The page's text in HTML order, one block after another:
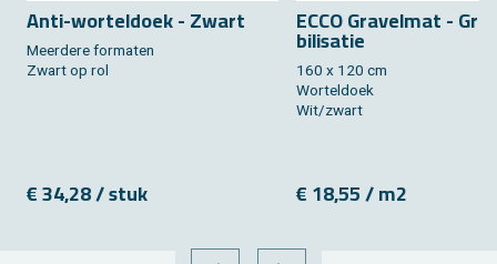
Anti-wor­tel­doek - Zwart
Meer­de­re for­ma­ten
Zwart op rol
€ 34,28 / stuk
ECCO Gra­vel­mat -
bi­li­sa­tie
160 x 120 cm
Wor­tel­doek
Wit/zwart
€ 18,55 / m2